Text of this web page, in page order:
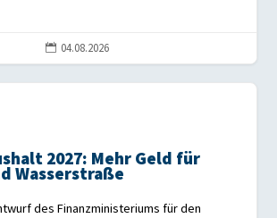
 04.08.2026
2027: Mehr Geld für
Wasserstraße
des Finanzministeriums für den